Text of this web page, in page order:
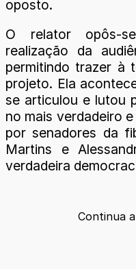
oposto.
O relator opôs-
realização da
permitindo trazer à
projeto. Ela
se articulou e lutou
no mais verdadeiro
por senadores da
Martins e
verdadeira
Continua